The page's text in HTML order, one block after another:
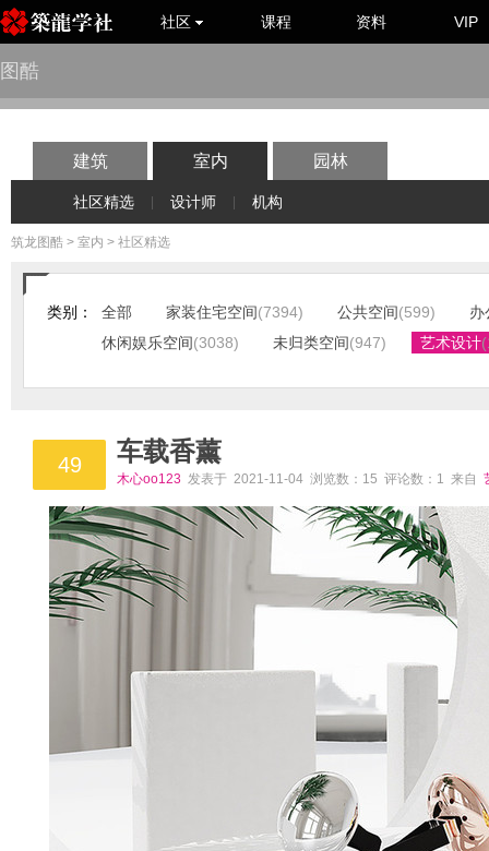
社区 课程 资料 VIP
图酷
建筑 室内 园林
社区精选 设计师 机构
筑龙图酷 > 室内 > 社区精选
类别： 全部 家装住宅空间(7394) 公共空间(599)
办
休闲娱乐空间(3038) 未归类空间(947) 艺术设计
49 车载香薰
木心oo123 发表于 2021-11-04 浏览数：15 评论数：1 来自